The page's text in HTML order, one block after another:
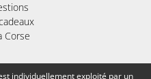
Corse
individuellement exploité par un